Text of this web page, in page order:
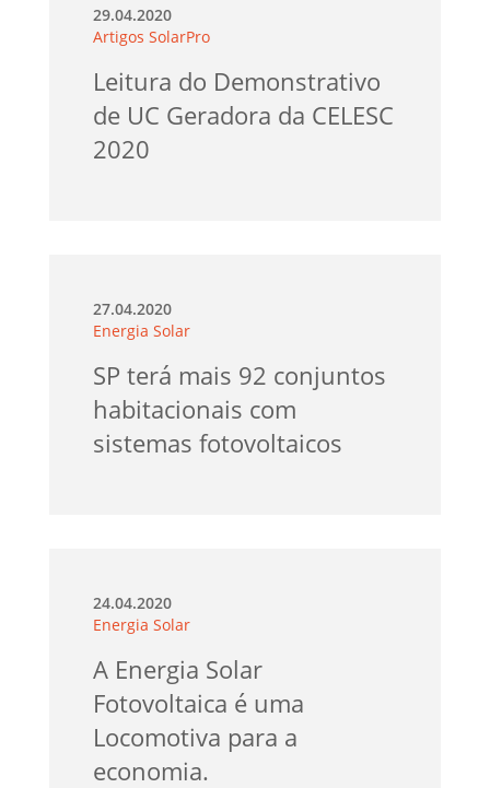
29.04.2020
Artigos SolarPro
Leitura do Demonstrativo
de UC Geradora da CELESC
2020
27.04.2020
Energia Solar
SP terá mais 92 conjuntos
habitacionais com
sistemas fotovoltaicos
24.04.2020
Energia Solar
A Energia Solar
Fotovoltaica é uma
Locomotiva para a
economia.